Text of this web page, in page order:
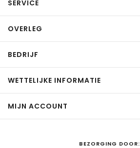
SERVICE
OVERLEG
BEDRIJF
WETTELIJKE INFORMATIE
MIJN ACCOUNT
BEZORGING DOOR: